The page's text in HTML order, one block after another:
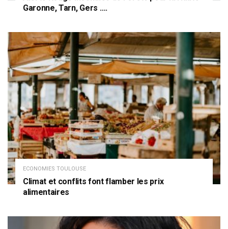
Garonne, Tarn, Gers ….
ECONOMIES TOULOUSE
Climat et conflits font flamber les prix
alimentaires